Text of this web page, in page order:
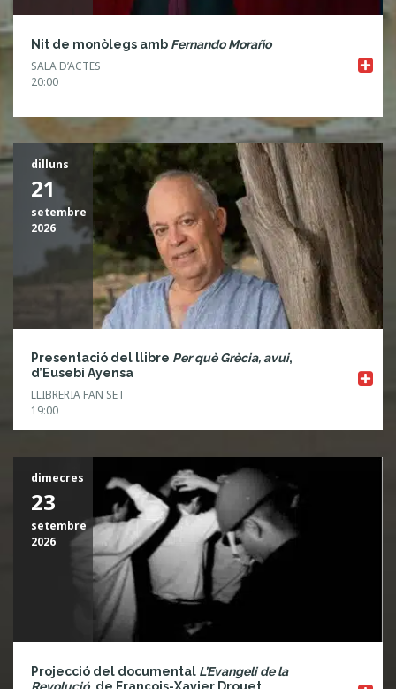
Nit de monòlegs amb Fernando Moraño
SALA D’ACTES
20:00
dilluns
21
setembre
2026
Presentació del llibre Per què Grècia, avui,
d’Eusebi Ayensa
LLIBRERIA FAN SET
19:00
dimecres
23
setembre
2026
Projecció del documental L’Evangeli de la